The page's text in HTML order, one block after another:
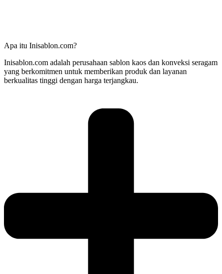
Apa itu Inisablon.com?
Inisablon.com adalah perusahaan sablon kaos dan konveksi seragam
yang berkomitmen untuk memberikan produk dan layanan
berkualitas tinggi dengan harga terjangkau.